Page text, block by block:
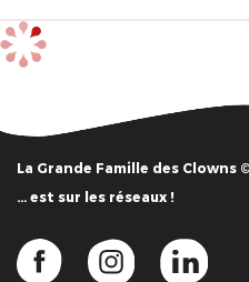
La Grande Famille des Clowns ©
… est sur les réseaux !